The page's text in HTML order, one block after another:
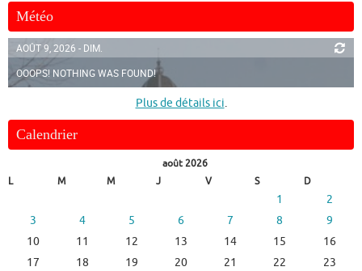
Météo
AOÛT 9, 2026 - DIM.
OOOPS! NOTHING WAS FOUND!
Plus de détails ici.
Calendrier
août 2026
L
M M J V S D
1
2
3
4 5 6 7 8
9
10
11 12 13 14 15
16
17
18 19 20 21 22
23